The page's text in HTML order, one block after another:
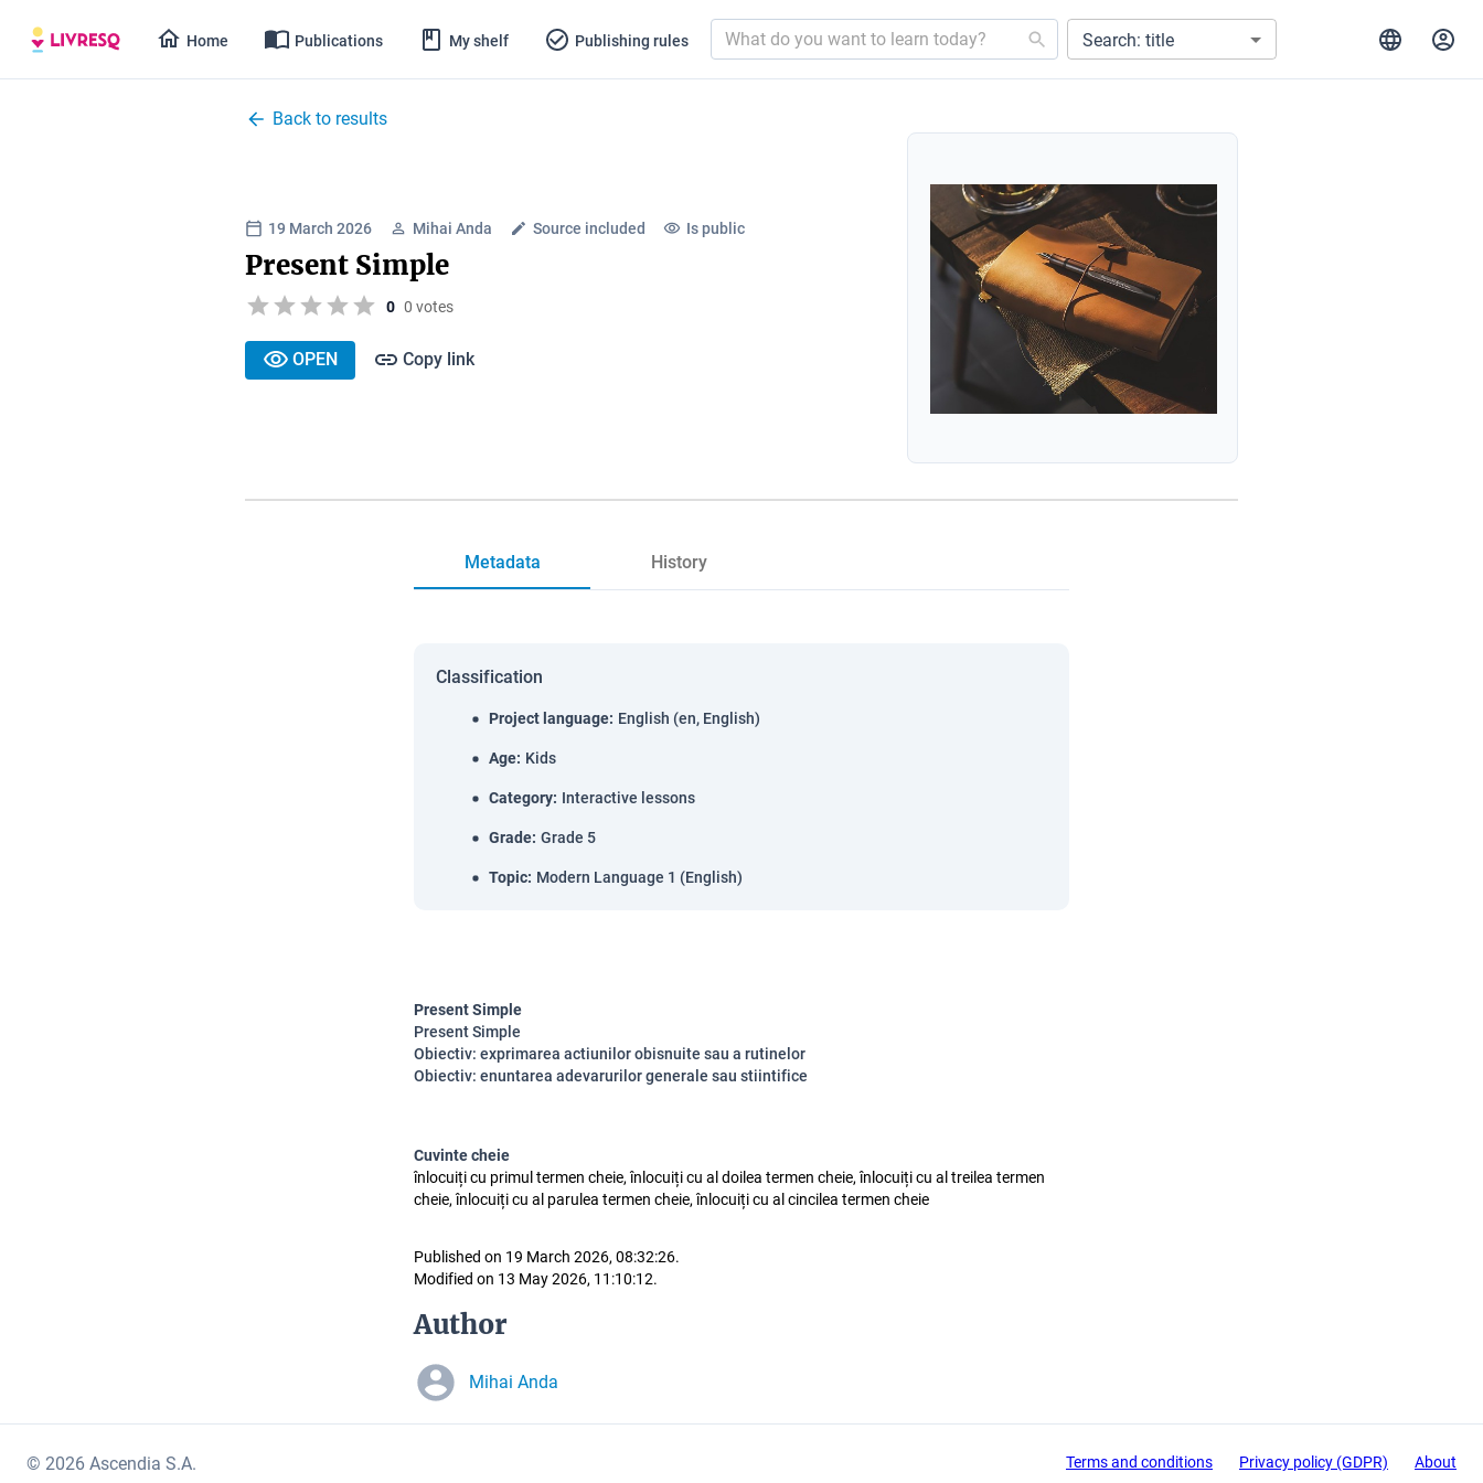
Home Publications My shelf Publishing rules Search: title
Back to results
19 March 2026 Mihai Anda Source included Is public
Present Simple
0 0 votes
OPEN Copy link
Metadata History
Classification
Project language: English (en, English)
Age: Kids
Category: Interactive lessons
Grade: Grade 5
Topic: Modern Language 1 (English)
Present Simple
Present Simple
Obiectiv: exprimarea actiunilor obisnuite sau a rutinelor
Obiectiv: enuntarea adevarurilor generale sau stiintifice
Cuvinte cheie
înlocuiți cu primul termen cheie, înlocuiți cu al doilea termen cheie, înlocuiți cu al treilea termen
cheie, înlocuiți cu al parulea termen cheie, înlocuiți cu al cincilea termen cheie
Published on 19 March 2026, 08:32:26.
Modified on 13 May 2026, 11:10:12.
Author
Mihai Anda
© 2026 Ascendia S.A. Terms and conditions Privacy policy (GDPR) About